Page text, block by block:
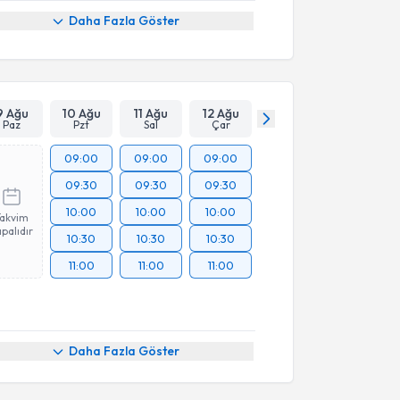
Daha Fazla Göster
Ağu
Paz
10 Ağu
Pzt
11 Ağu
Sal
12 Ağu
Çar
09:00
09:30
10:00
10:30
11:00
09:00
09:30
10:00
10:30
11:00
09:00
09:30
10:00
10:30
11:00
Daha Fazla Göster
Talebi